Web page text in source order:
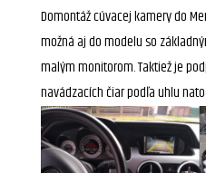
Domontáž cúvacej kamery do
možná aj do modelu so
malým monitorom. Taktiež je
navádzacích čiar podľa uhlu